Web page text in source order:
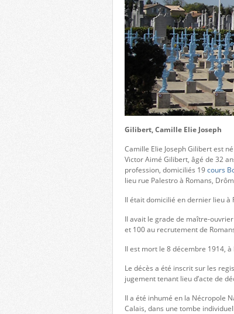
Gilibert, Camille Elie Joseph
Camille Elie Joseph Gilibert est
Victor Aimé Gilibert, âgé de 32
profession, domiciliés 19cours
lieu rue Palestro à Romans,
Il était domicilié en dernier lieu à
Il avait le grade de maître-
et 100 au recrutement de
Il est mort le 8 décembre 1914, à
Le décès a été inscrit sur les
jugement tenant lieu d’acte de
Il a été inhumé en la Nécropole
Calais, dans une tombe